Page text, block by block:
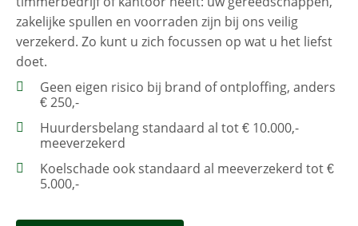
zakelijke spullen en voorraden zijn bij ons veilig
verzekerd. Zo kunt u zich focussen op wat u het liefst
doet.
Geen eigen risico bij brand of ontploffing, anders
€ 250,-
Huurdersbelang standaard al tot € 10.000,-
meeverzekerd
Koelschade ook standaard al meeverzekerd tot €
5.000,-